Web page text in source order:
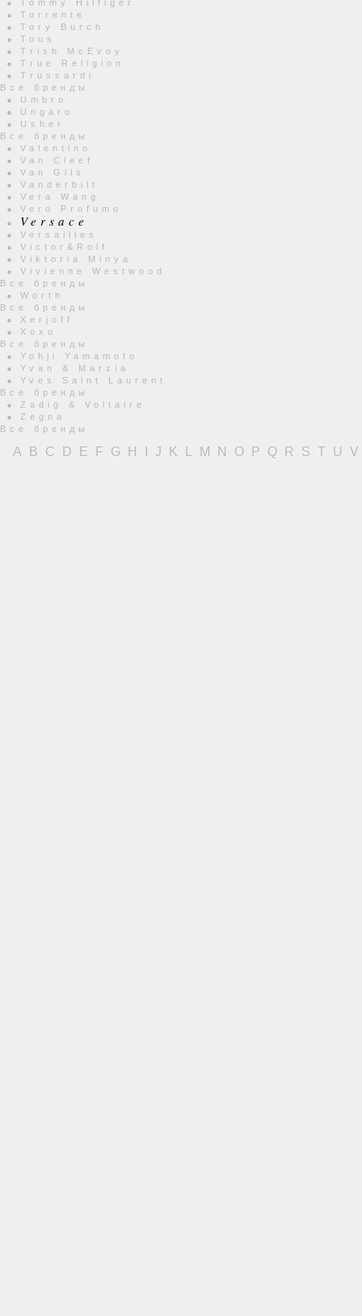
Tommy Hilfiger
Torrente
Tory Burch
Tous
Trish McEvoy
True Religion
Trussardi
Все бренды
Umbro
Ungaro
Usher
Все бренды
Valentino
Van Cleef
Van Gils
Vanderbilt
Vera Wang
Vero Profumo
Versace
Versailles
Victor&Rolf
Viktoria Minya
Vivienne Westwood
Все бренды
Worth
Все бренды
Xerjoff
Xoxo
Все бренды
Yohji Yamamoto
Yvan & Marzia
Yves Saint Laurent
Все бренды
Zadig & Voltaire
Zegna
Все бренды
A B C D E F G H J K M N O P Q R S T U V